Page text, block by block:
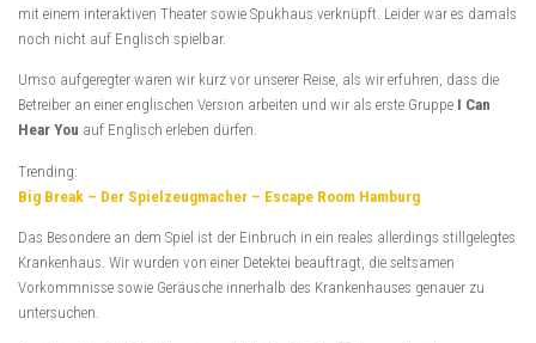
mit einem interaktiven Theater sowie Spukhaus verknüpft. Leider war es damals
noch nicht auf Englisch spielbar.
Umso aufgeregter waren wir kurz vor unserer Reise, als wir erfuhren, dass die
Betreiber an einer englischen Version arbeiten und wir als erste Gruppe I Can
Hear You auf Englisch erleben dürfen.
Trending:
Big Break – Der Spielzeugmacher – Escape Room Hamburg
Das Besondere an dem Spiel ist der Einbruch in ein reales allerdings stillgelegtes
Krankenhaus. Wir wurden von einer Detektei beauftragt, die seltsamen
Vorkommnisse sowie Geräusche innerhalb des Krankenhauses genauer zu
untersuchen.